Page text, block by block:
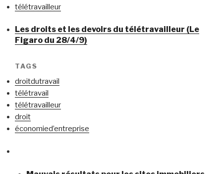
télétravailleur
Les droits et les devoirs du télétravailleur (Le
Figaro du 28/4/9)
TAGS
droitdutravail
télétravail
télétravailleur
droit
économied’entreprise